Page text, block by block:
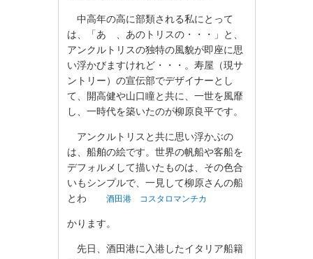
中高年の高に部類される私にとって
は、「あゝ、あのトリスの・・・」と、
アンクルトリスの独特の風貌が即座に思
い浮かびますけれど・・・。寿屋（現サ
ントリー）の宣伝部でデザイナーとし
て、開高健や山口瞳と共に、一世を風靡
し、一時代を築いたのが柳原良平です。
アンクルトリスと共に思い浮かぶの
は、船舶の絵です。世界の帆船や客船を
デフォルメして描いたものは、その色合
いもシンプルで、一見して柳原さんの船
とわ酒田港 コスタロマンチカ
かります。
先日、酒田港に入港したイタリア船籍